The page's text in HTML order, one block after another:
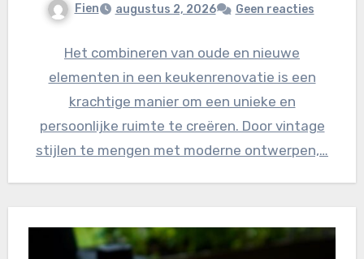
Fien augustus 2, 2026 Geen reacties
Het combineren van oude en nieuwe
elementen in een keukenrenovatie is een
krachtige manier om een unieke en
persoonlijke ruimte te creëren. Door vintage
stijlen te mengen met moderne ontwerpen,…